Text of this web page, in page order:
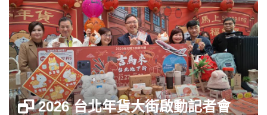
2026 台北年貨大街啟動記者會